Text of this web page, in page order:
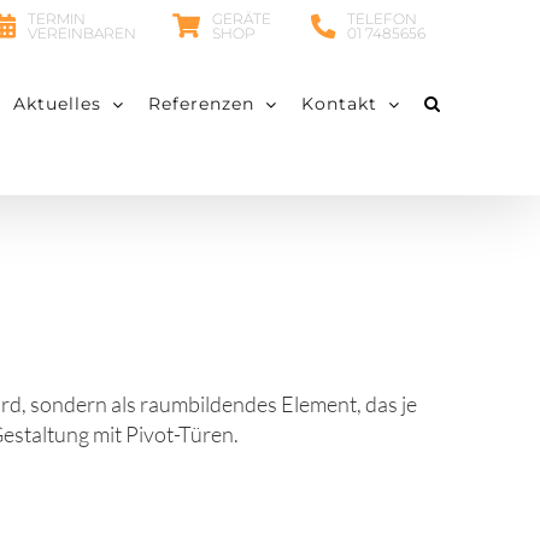
TERMIN
VEREINBAREN
GERÄTE
SHOP
TELEFON
01 7485656
Aktuelles Referenzen Kontakt
sondern als raumbildendes Element, das je
mit Pivot-Türen.